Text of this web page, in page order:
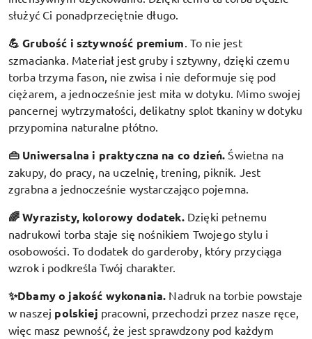
służyć Ci ponadprzeciętnie długo.
💪 Grubość i sztywność premium. To nie jest
szmacianka. Materiał jest gruby i sztywny, dzięki czemu
torba trzyma fason, nie zwisa i nie deformuje się pod
ciężarem, a jednocześnie jest miła w dotyku. Mimo swojej
pancernej wytrzymałości, delikatny splot tkaniny w dotyku
przypomina naturalne płótno.
👜 Uniwersalna i praktyczna na co dzień. Świetna na
zakupy, do pracy, na uczelnię, trening, piknik. Jest
zgrabna a jednocześnie wystarczająco pojemna.
🌈 Wyrazisty, kolorowy dodatek. Dzięki pełnemu
nadrukowi torba staje się nośnikiem Twojego stylu i
osobowości. To dodatek do garderoby, który przyciąga
wzrok i podkreśla Twój charakter.
✨Dbamy o jakość wykonania. Nadruk na torbie powstaje
w naszej polskiej pracowni, przechodzi przez nasze ręce,
więc masz pewność, że jest sprawdzony pod każdym